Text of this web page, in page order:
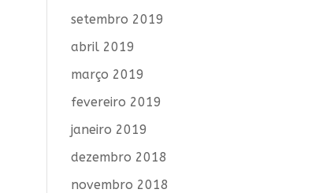
setembro 2019
abril 2019
março 2019
fevereiro 2019
janeiro 2019
dezembro 2018
novembro 2018